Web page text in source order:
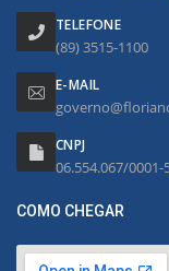
TELEFONE
(89) 3515-1100
E-MAIL
CNPJ
06.554.067/0001-
COMO CHEGAR